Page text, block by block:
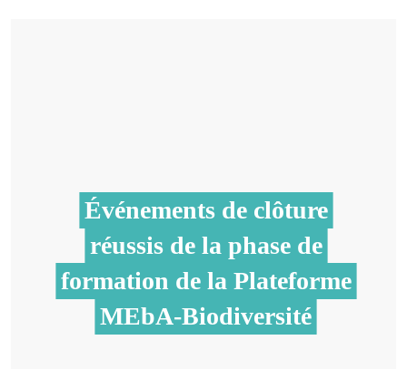
Événements de clôture
réussis de la phase de
formation de la Plateforme
MEbA-Biodiversité